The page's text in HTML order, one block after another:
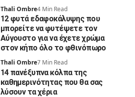
Thali Ombre4 Min Read
12 φυτά εδαφοκάλυψης που
μπορείτε να φυτέψετε τον
Αύγουστο για να έχετε χρώμα
στον κήπο όλο το φθινόπωρο
Thali Ombre7 Min Read
14 πανέξυπνα κόλπα της
καθημερινότητας που θα σας
λύσουν τα χέρια